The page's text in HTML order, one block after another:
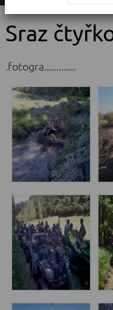
Sraz
.fotogra.............